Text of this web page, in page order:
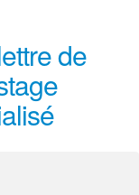
de